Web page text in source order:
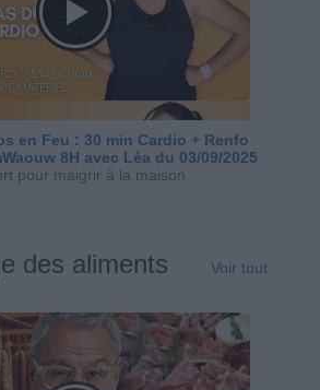
en Feu : 30 min Cardio + Renfo
8H avec Léa du 03/09/2025
pour maigrir à la maison
des aliments Voir tout